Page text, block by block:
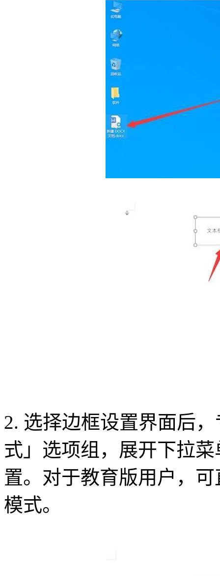
2. 选择边框设置界面后
式」选项组，展开下拉
置。对于教育版用户，
模式。